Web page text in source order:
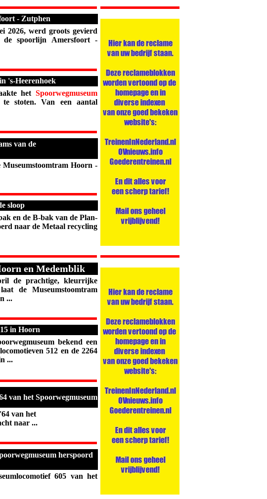
- Zutphen
2026, werd groots gevierd
spoorlijn Amersfoort -
's-Heerenhoek
het Spoorwegmuseum
stoten. Van een aantal
van de
Hoorn -
sloop
en de B-bak van de Plan-
naar de Metaal recycling
en Medemblik
de prachtige, kleurrijke
de Museumstoomtram
...
in Hoorn
bekend een
512 en de 2264
...
van het Spoorwegmuseum
van het
naar ...
herspoord
605 van het